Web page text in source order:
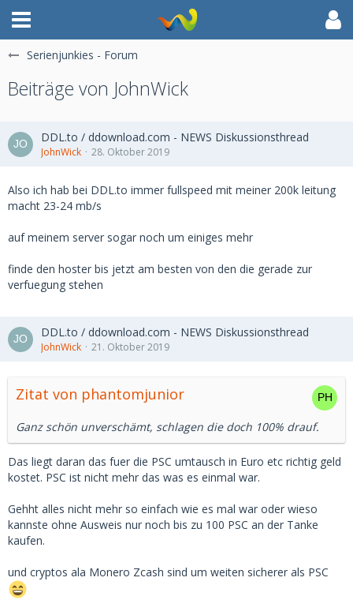
Serienjunkies - Forum
Beiträge von JohnWick
DDL.to / ddownload.com - NEWS Diskussionsthread
JohnWick 28. Oktober 2019
Also ich hab bei DDL.to immer fullspeed mit meiner 200k leitung
macht 23-24 mb/s
auf meinem server sogar noch um einiges mehr
finde den hoster bis jetzt am besten von den die gerade zur
verfuegung stehen
DDL.to / ddownload.com - NEWS Diskussionsthread
JohnWick 21. Oktober 2019
Zitat von phantomjunior
Ganz schön unverschämt, schlagen die doch 100% drauf.
Das liegt daran das fuer die PSC umtausch in Euro etc richtig geld
kostet. PSC ist nicht mehr das was es einmal war.
Gehht alles nicht mehr so einfach wie es mal war oder wieso
kannste ohne Ausweis nur noch bis zu 100 PSC an der Tanke
kaufen.
und cryptos ala Monero Zcash sind um weiten sicherer als PSC